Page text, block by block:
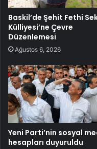
Baskil’de Şehit Fethi
Külliyesi’ne Çevre
Düzenlemesi
Ağustos 6, 2026
Yeni Parti’nin sosyal
hesapları duyuruldu